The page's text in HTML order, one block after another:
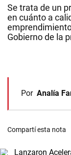
Se trata de un
en cuánto a
Gobierno de la
Por Analía
Compartí esta nota